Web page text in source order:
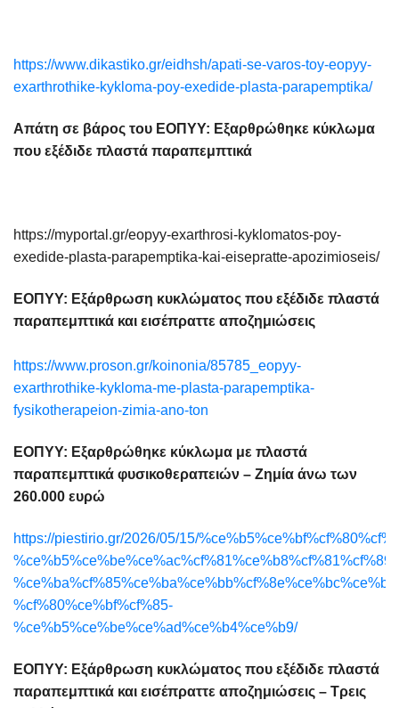
https://www.dikastiko.gr/eidhsh/apati-se-varos-toy-eopyy-
exarthrothike-kykloma-poy-exedide-plasta-parapemptika/
Απάτη σε βάρος του ΕΟΠΥΥ: Εξαρθρώθηκε κύκλωμα
που εξέδιδε πλαστά παραπεμπτικά
https://myportal.gr/eopyy-exarthrosi-kyklomatos-poy-
exedide-plasta-parapemptika-kai-eisepratte-apozimioseis/
ΕΟΠΥΥ: Εξάρθρωση κυκλώματος που εξέδιδε πλαστά
παραπεμπτικά και εισέπραττε αποζημιώσεις
https://www.proson.gr/koinonia/85785_eopyy-
exarthrothike-kykloma-me-plasta-parapemptika-
fysikotherapeion-zimia-ano-ton
ΕΟΠΥΥ: Εξαρθρώθηκε κύκλωμα με πλαστά
παραπεμπτικά φυσικοθεραπειών – Ζημία άνω των
260.000 ευρώ
https://piestirio.gr/2026/05/15/
%cf%80%ce%bf%cf%85-
%ce%b5%ce%be%ce%ad%ce%b4%ce%b9/
ΕΟΠΥΥ: Εξάρθρωση κυκλώματος που εξέδιδε πλαστά
παραπεμπτικά και εισέπραττε αποζημιώσεις – Τρεις